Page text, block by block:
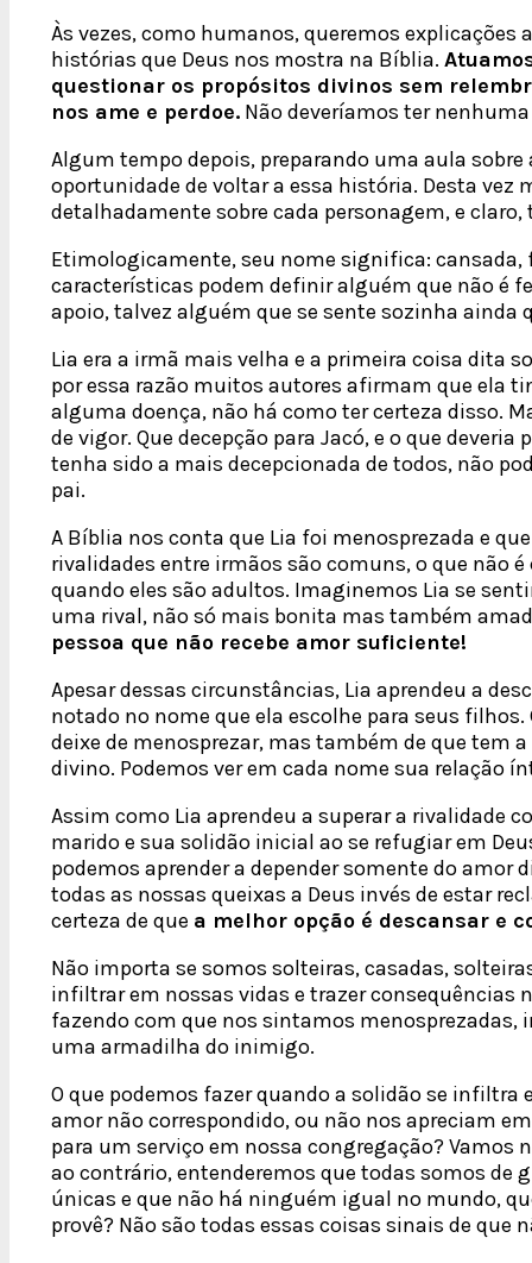
Às vezes, como humanos, queremos
histórias que Deus nos mostra na Bíblia.
questionar os propósitos divinos sem
nos ame e perdoe. Não deveríamos ter
Algum tempo depois, preparando uma aula
oportunidade de voltar a essa história. Desta vez
detalhadamente sobre cada personagem, e
Etimologicamente, seu nome significa: cansada,
características podem definir alguém que não é
apoio, talvez alguém que se sente sozinha ainda
Lia era a irmã mais velha e a primeira coisa dita
por essa razão muitos autores afirmam que ela
alguma doença, não há como ter certeza disso.
de vigor. Que decepção para Jacó, e o que deveria
tenha sido a mais decepcionada de todos, não
pai.
A Bíblia nos conta que Lia foi menosprezada e
rivalidades entre irmãos são comuns, o que não
quando eles são adultos. Imaginemos Lia se
uma rival, não só mais bonita mas também
pessoa que não recebe amor suficiente!
Apesar dessas circunstâncias, Lia aprendeu a
notado no nome que ela escolhe para seus
deixe de menosprezar, mas também de que tem
divino. Podemos ver em cada nome sua relação
Assim como Lia aprendeu a superar a rivalidade
marido e sua solidão inicial ao se refugiar em
podemos aprender a depender somente do amor
todas as nossas queixas a Deus invés de estar
certeza de que a melhor opção é descansar e
Não importa se somos solteiras, casadas,
infiltrar em nossas vidas e trazer consequências
fazendo com que nos sintamos menosprezadas,
uma armadilha do inimigo.
O que podemos fazer quando a solidão se
amor não correspondido, ou não nos apreciam
para um serviço em nossa congregação? Vamos
ao contrário, entenderemos que todas somos de
únicas e que não há ninguém igual no mundo,
provê? Não são todas essas coisas sinais de que